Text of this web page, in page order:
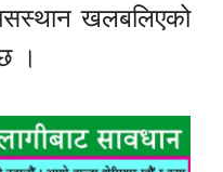
खलबलिएको
।